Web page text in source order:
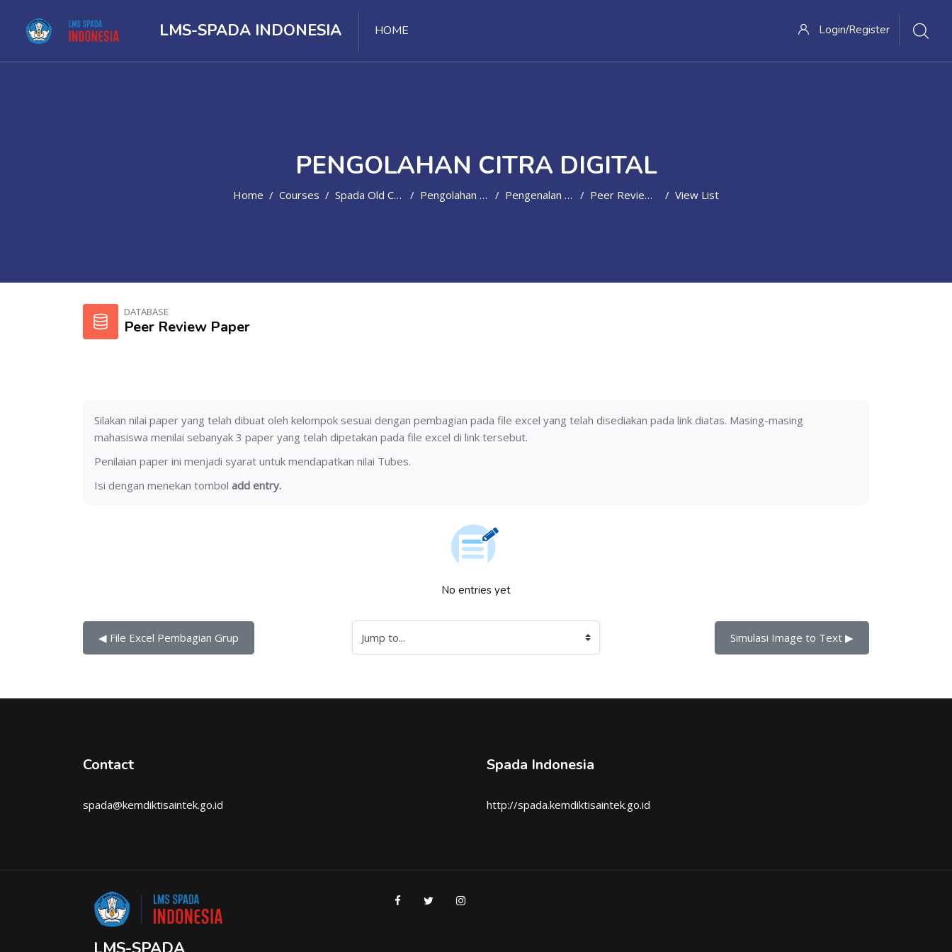
LMS-SPADA INDONESIA HOME Login/Register
PENGOLAHAN CITRA DIGITAL
Home Courses Spada Old Course Pengolahan Citra Digital Pengenalan Feature, Pattern Recognition , Rekonstruksi Citra Peer Review Paper View List
DATABASE
Peer Review Paper
Silakan nilai paper yang telah dibuat oleh kelompok sesuai dengan pembagian pada file excel yang telah disediakan pada link diatas. Masing-masing
mahasiswa menilai sebanyak 3 paper yang telah dipetakan pada file excel di link tersebut.
Penilaian paper ini menjadi syarat untuk mendapatkan nilai Tubes.
Isi dengan menekan tombol add entry.
No entries yet
◀︎ File Excel Pembagian Grup Jump to... Simulasi Image to Text ▶︎
Contact
spada@kemdiktisaintek.go.id
Spada Indonesia
http://spada.kemdiktisaintek.go.id